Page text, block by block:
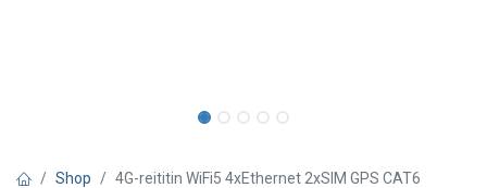
Shop 4G-reititin WiFi5 4xEthernet 2xSIM GPS CAT6